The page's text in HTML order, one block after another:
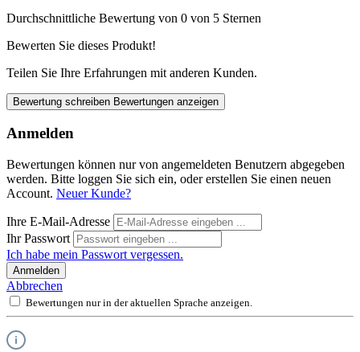
Durchschnittliche Bewertung von 0 von 5 Sternen
Bewerten Sie dieses Produkt!
Teilen Sie Ihre Erfahrungen mit anderen Kunden.
Bewertung schreiben Bewertungen anzeigen
Anmelden
Bewertungen können nur von angemeldeten Benutzern abgegeben
werden. Bitte loggen Sie sich ein, oder erstellen Sie einen neuen
Account. Neuer Kunde?
Ihre E-Mail-Adresse
Ihr Passwort
Ich habe mein Passwort vergessen.
Anmelden
Abbrechen
Bewertungen nur in der aktuellen Sprache anzeigen.